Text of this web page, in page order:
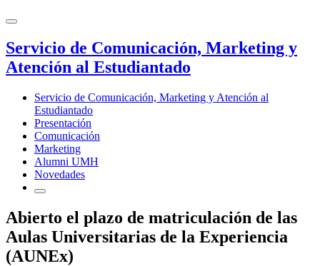
Servicio de Comunicación, Marketing y
Atención al Estudiantado
Servicio de Comunicación, Marketing y Atención al
Estudiantado
Presentación
Comunicación
Marketing
Alumni UMH
Novedades
Abierto el plazo de matriculación de las
Aulas Universitarias de la Experiencia
(AUNEx)